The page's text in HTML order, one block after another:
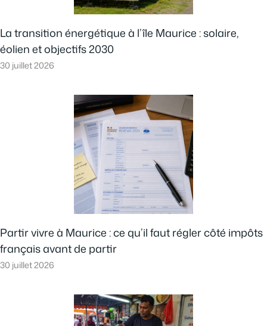
La transition énergétique à l’île Maurice : solaire,
éolien et objectifs 2030
30 juillet 2026
Partir vivre à Maurice : ce qu’il faut régler côté impôts
français avant de partir
30 juillet 2026